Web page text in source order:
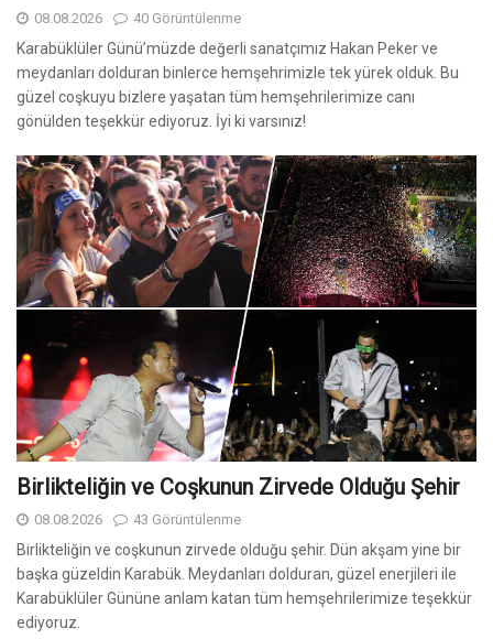
08.08.2026 40 Görüntülenme
Karabüklüler Günü’müzde değerli sanatçımız Hakan Peker ve
meydanları dolduran binlerce hemşehrimizle tek yürek olduk. Bu
güzel coşkuyu bizlere yaşatan tüm hemşehrilerimize canı
gönülden teşekkür ediyoruz. İyi ki varsınız!
Birlikteliğin ve Coşkunun Zirvede Olduğu Şehir
08.08.2026 43 Görüntülenme
Birlikteliğin ve coşkunun zirvede olduğu şehir. Dün akşam yine bir
başka güzeldin Karabük. Meydanları dolduran, güzel enerjileri ile
Karabüklüler Gününe anlam katan tüm hemşehrilerimize teşekkür
ediyoruz.